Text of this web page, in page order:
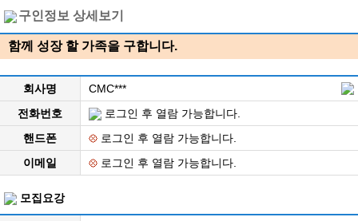
구인정보 상세보기
함께 성장 할 가족을 구합니다.
회사명
CMC***
전화번호
로그인 후 열람 가능합니다.
핸드폰
로그인 후 열람 가능합니다.
이메일
로그인 후 열람 가능합니다.
모집요강